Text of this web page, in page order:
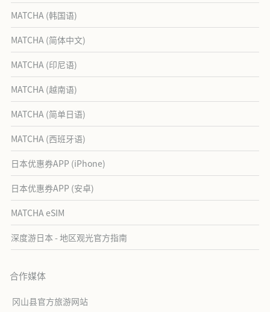
MATCHA (韩国语)
MATCHA (简体中文)
MATCHA (印尼语)
MATCHA (越南语)
MATCHA (简单日语)
MATCHA (西班牙语)
日本优惠券APP (iPhone)
日本优惠券APP (安卓)
MATCHA eSIM
深度游日本 - 地区观光官方指南
合作媒体
冈山县官方旅游网站